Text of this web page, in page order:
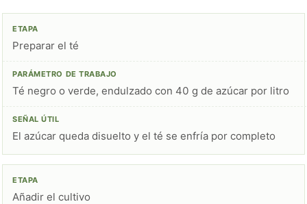
Preparar el té
Té negro o verde, endulzado con 40 g de azúcar por litro
El azúcar queda disuelto y el té se enfría por completo
Añadir el cultivo